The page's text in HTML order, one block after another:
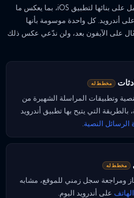
هذه هي الإمكانات التي نعمل على بنائها لتطبيق iOS، بما يعكس ما
على الآيفون بعد، ولن ندّعي عكس ذلك
مخطط له
وتطبيقات المراسلة الشهيرة من
التي يتيح بها تطبيق أندرويد
الرسائل النصية
مخطط له
ومراجعة سجل زمني للموقع، مشابه
على أندرويد اليوم.